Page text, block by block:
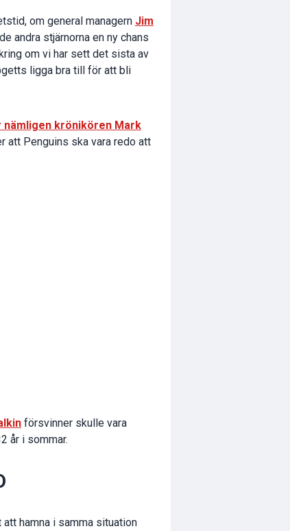
om general managern Jim
andra stjärnorna en ny chans
om vi har sett det sista av
ligga bra till för att bli
nämligen krönikören Mark
att Penguins ska vara redo att
försvinner skulle vara
år i sommar.
hamna i samma situation